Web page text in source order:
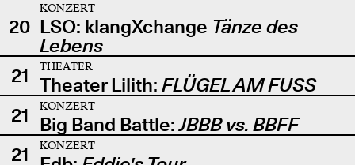
20
KONZERT
LSO: klangXchange Tänze des
Lebens
21
THEATER
Theater Lilith: FLÜGEL AM FUSS
21
KONZERT
Big Band Battle:JBBB vs. BBFF
21
KONZERT